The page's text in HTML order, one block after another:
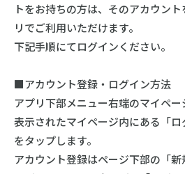
トをお持ちの方は、そのアカウン
リでご利用いただけます。
下記手順にてログインください。
■アカウント登録・ログイン方法
アプリ下部メニュー右端のマイペー
表示されたマイページ内にある「ロ
をタップします。
アカウント登録はページ下部の「新